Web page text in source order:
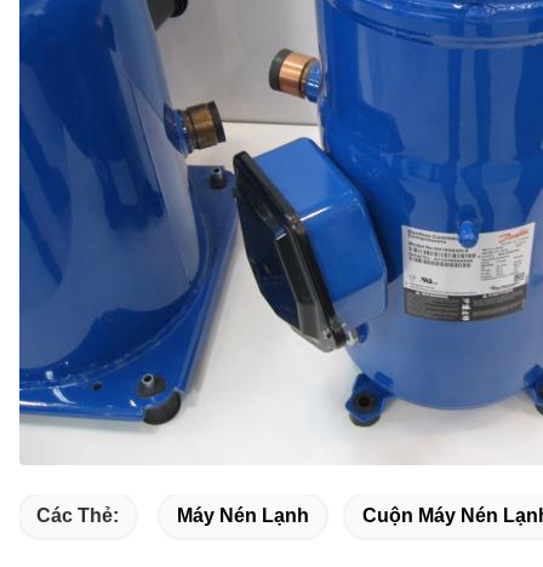
Các Thẻ: Máy Nén Lạnh Cuộn Máy Nén